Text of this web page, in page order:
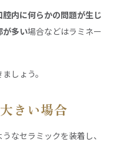
腔内に何らかの問題が生じ
が多い場合などはラミネー
しょう。
きい場合
なセラミックを装着し、